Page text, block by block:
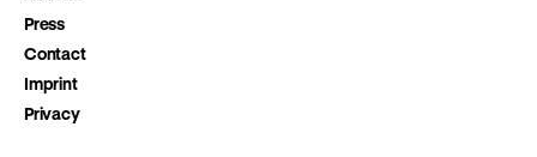
Press
Contact
Imprint
Privacy